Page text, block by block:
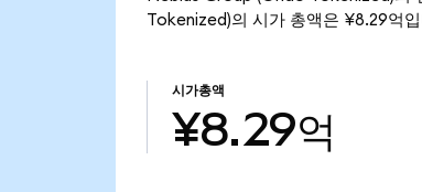
Tokenized)의 시가 총액은 ¥8.29억
시가총액
¥8.29억